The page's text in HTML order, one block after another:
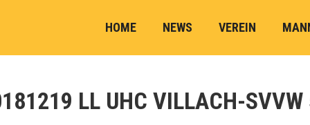
HOME NEWS VEREIN
LL UHC VILLACH-SVVW